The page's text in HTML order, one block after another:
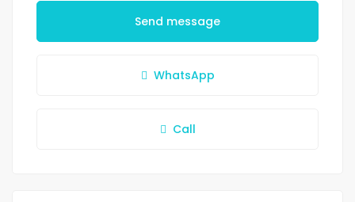
Send message
WhatsApp
Call